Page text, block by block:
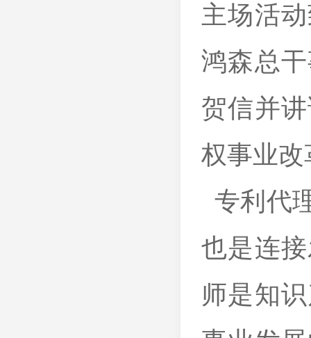
主场活
鸿森总
贺信并
权事业
专利代
也是连
师是知